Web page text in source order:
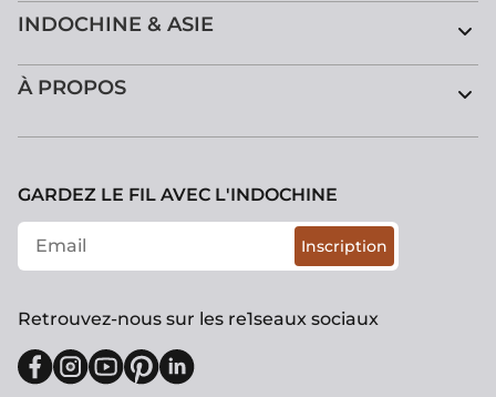
INDOCHINE & ASIE
À PROPOS
GARDEZ LE FIL AVEC L'INDOCHINE
Inscription
Retrouvez-nous sur les re1seaux sociaux